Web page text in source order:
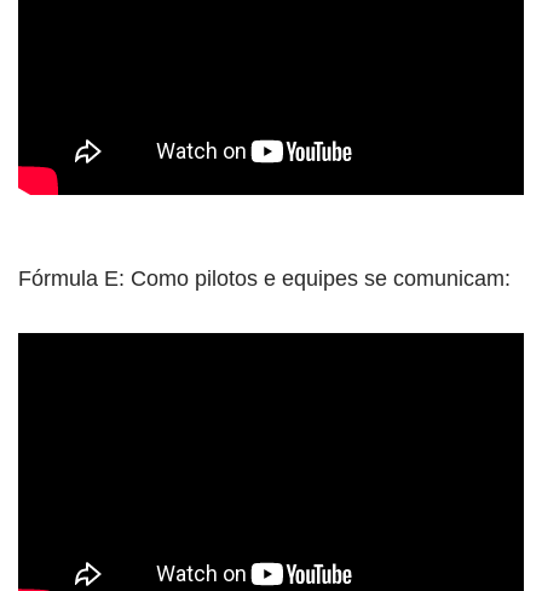
Fórmula E: Como pilotos e equipes se comunicam: